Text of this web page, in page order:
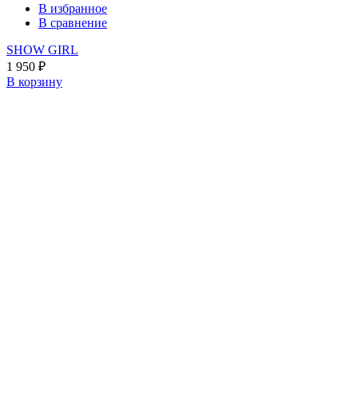
В избранное
В сравнение
SHOW GIRL
1 950 ₽
В корзину